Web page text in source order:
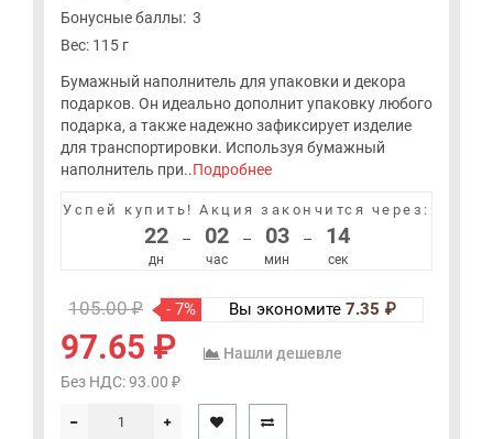
Бонусные баллы: 3
Вес: 115 г
Бумажный наполнитель для упаковки и декора
подарков. Он идеально дополнит упаковку любого
подарка, а также надежно зафиксирует изделие
для транспортировки. Используя бумажный
наполнитель при..Подробнее
Успей купить!Акция закончится через:
22
дн
– 02
час
– 03
мин
– 14
сек
105.00 ₽ - 7% Вы экономите 7.35 ₽
97.65 ₽
Нашли дешевле
Без НДС: 93.00 ₽